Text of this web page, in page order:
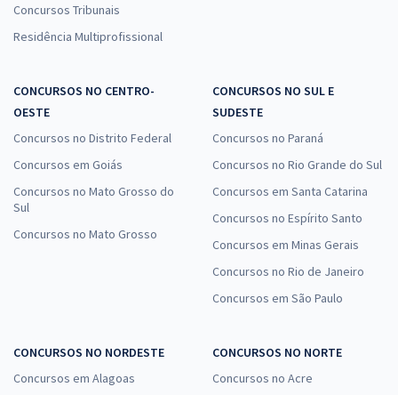
Concursos Tribunais
Residência Multiprofissional
CONCURSOS NO CENTRO-
OESTE
Concursos no Distrito Federal
Concursos em Goiás
Concursos no Mato Grosso do
Sul
Concursos no Mato Grosso
CONCURSOS NO SUL E
SUDESTE
Concursos no Paraná
Concursos no Rio Grande do Sul
Concursos em Santa Catarina
Concursos no Espírito Santo
Concursos em Minas Gerais
Concursos no Rio de Janeiro
Concursos em São Paulo
CONCURSOS NO NORDESTE
Concursos em Alagoas
CONCURSOS NO NORTE
Concursos no Acre